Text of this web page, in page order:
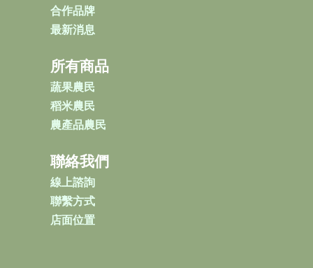
合作品牌
最新消息
所有商品
蔬果農民
稻米農民
農產品農民
聯絡我們
線上諮詢
聯繫方式
店面位置